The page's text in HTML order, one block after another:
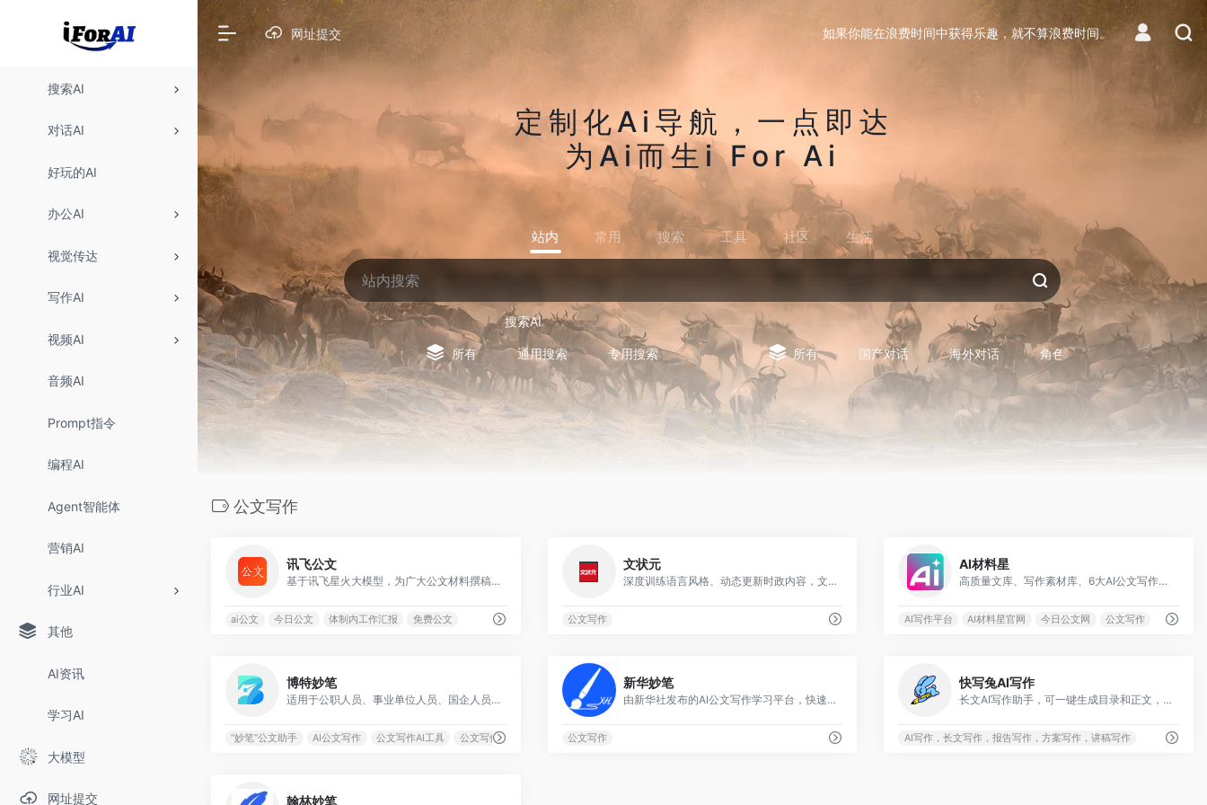
搜索AI
对话AI
好玩的AI
办公AI
视觉传达
写作AI
视频AI
音频AI
Prompt指令
编程AI
Agent智能体
营销AI
行业AI
其他
AI资讯
学习AI
大模型
网址提交
网址提交 如果你能在浪费时间中获得乐趣，就不算浪费时间。
定制化Ai导航，一点即达
为Ai而生i For Ai
站内 常用 搜索 工具 社区 生活
搜索AI
所有 通用搜索 专用搜索
对话AI
所有 国产对话 海外对话 角色型对话 专用型对话
公文写作
讯飞公文
基于讯飞星火大模型，为广大公文材料撰稿人提供素材筹备、稿件撰写，审核校对，格式修改等公文写作全流程服务
ai公文 今日公文 体制内工作汇报 免费公文
文状元
深度训练语言风格、动态更新时政内容，文状元高质量提供20类写作大场景，108种细分类型，7大金句增强方向，10w+共享范文库，是你写材料的强大助手
公文写作
AI材料星
高质量文库、写作素材库、6大AI公文写作、AI公文智能体、AI文章纠错、AI制作PPT、AI一键排版等核心功能，是公务员、国企央企、事业单位工作人的写作神器
AI写作平台 AI材料星官网 今日公文网 公文写作
博特妙笔
适用于公职人员、事业单位人员、国企人员述职总结、心得体会、竞聘材料、发言稿、工作简报等材料写作
“妙笔”公文助手 AI公文写作 公文写作AI工具 公文写作文库
新华妙笔
由新华社发布的AI公文写作学习平台，快速拟稿，降低内容风险，擅长工作总结、竞聘材料、发言稿、工作简报等材料等智能写作。
公文写作
快写兔AI写作
长文AI写作助手，可一键生成目录和正文，助您轻松写报告、写方案、写讲稿、写专利
AI写作，长文写作，报告写作，方案写作，讲稿写作
翰林妙笔